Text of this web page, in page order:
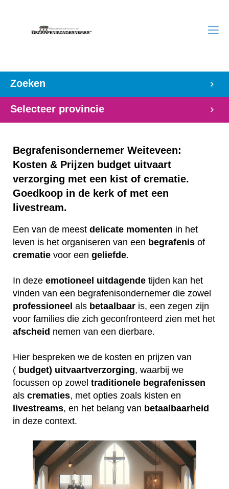
Zoeken
Selecteer provincie
Begrafenisondernemer Weiteveen:
Kosten & Prijzen budget uitvaart
verzorging met een kist of crematie.
Goedkoop in de kerk of met een
livestream.
Een van de meest delicate momenten in het
leven is het organiseren van een begrafenis of
crematie voor een geliefde.
In deze emotioneel uitdagende tijden kan het
vinden van een begrafenisondernemer die zowel
professioneel als betaalbaar is, een zegen zijn
voor families die zich geconfronteerd zien met het
afscheid nemen van een dierbare.
Hier bespreken we de kosten en prijzen van
( budget) uitvaartverzorging, waarbij we
focussen op zowel traditionele begrafenissen
als crematies, met opties zoals kisten en
livestreams, en het belang van betaalbaarheid
in deze context.